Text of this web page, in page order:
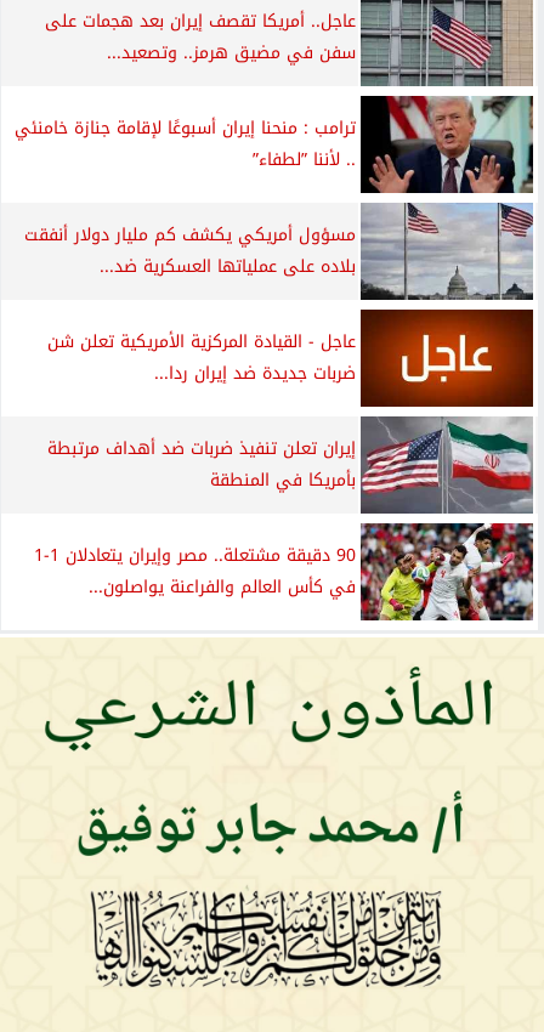
عاجل.. أمريكا تقصف إيران بعد هجمات على
سفن في مضيق هرمز.. وتصعيد...
ترامب : منحنا إيران أسبوعًا لإقامة جنازة خامنئي
.. لأننا ”لطفاء”
مسؤول أمريكي يكشف كم مليار دولار أنفقت
بلاده على عملياتها العسكرية ضد...
عاجل - القيادة المركزية الأمريكية تعلن شن
ضربات جديدة ضد إيران ردا...
إيران تعلن تنفيذ ضربات ضد أهداف مرتبطة
بأمريكا في المنطقة
90 دقيقة مشتعلة.. مصر وإيران يتعادلان 1-1
في كأس العالم والفراعنة يواصلون...